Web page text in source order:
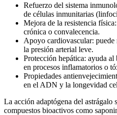
Refuerzo del sistema
de células inmunitarias
Mejora de la resistencia física
crónica o convalecencia.
Apoyo cardiovascular:
la presión arterial leve.
Protección hepática: ayuda al
en procesos inflamatorios o
Propiedades
en el ADN y la longevidad
La acción adaptógena del astrágalo
compuestos bioactivos como